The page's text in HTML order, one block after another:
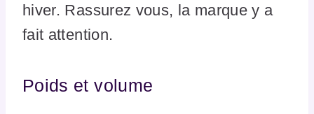
hiver. Rassurez vous, la marque y a
fait attention.
Poids et volume